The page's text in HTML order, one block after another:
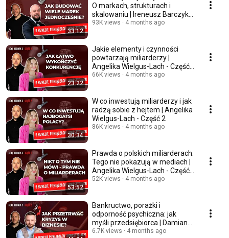
33:12
O markach, strukturach i
skalowaniu | Ireneusz Barczyk -
Część 1
93K views 4 months ago
23:22
Jakie elementy i czynności
powtarzają miliarderzy |
Angelika Wielgus-Lach - Część
3
66K views 4 months ago
30:34
W co inwestują miliarderzy i jak
radzą sobie z hejtem | Angelika
Wielgus-Lach - Część 2
86K views 4 months ago
53:52
Prawda o polskich miliarderach.
Tego nie pokazują w mediach |
Angelika Wielgus-Lach - Część
1
52K views 4 months ago
Bankructwo, porażki i
odporność psychiczna: jak
myśli przedsiębiorca | Damian
Rogala - Część 3
6.7K views 4 months ago